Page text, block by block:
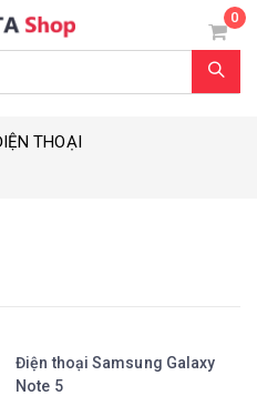
0
THOẠI
Điện thoại Samsung Galaxy
Note 5